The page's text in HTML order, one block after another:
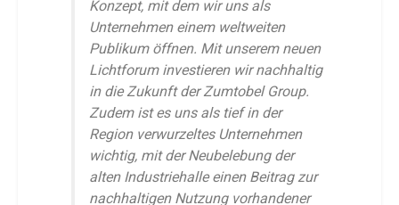
Konzept, mit dem wir uns als
Unternehmen einem weltweiten
Publikum öffnen. Mit unserem neuen
Lichtforum investieren wir nachhaltig
in die Zukunft der Zumtobel Group.
Zudem ist es uns als tief in der
Region verwurzeltes Unternehmen
wichtig, mit der Neubelebung der
alten Industriehalle einen Beitrag zur
nachhaltigen Nutzung vorhandener